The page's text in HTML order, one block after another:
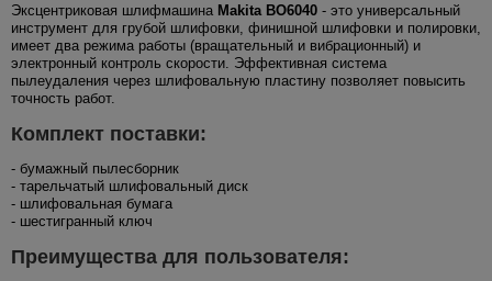
Эксцентриковая шлифмашина Makita BO6040 - это универсальный
инструмент для грубой шлифовки, финишной шлифовки и полировки,
имеет два режима работы (вращательный и вибрационный) и
электронный контроль скорости. Эффективная система
пылеудаления через шлифовальную пластину позволяет повысить
точность работ.
Комплект поставки:
- бумажный пылесборник
- тарельчатый шлифовальный диск
- шлифовальная бумага
- шестигранный ключ
Преимущества для пользователя: